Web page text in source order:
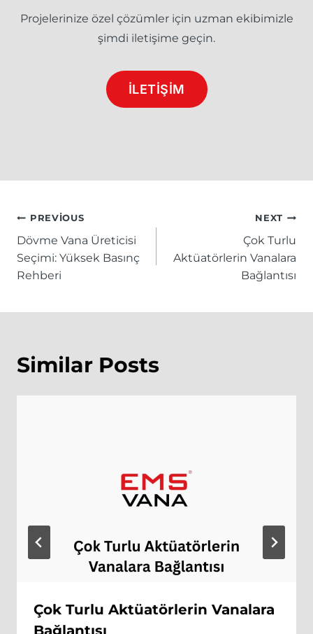
Projelerinize özel çözümler için uzman ekibimizle
şimdi iletişime geçin.
İLETİŞİM
Yazı
gezinmesi
PREVIOUS
Dövme Vana Üreticisi
Seçimi: Yüksek Basınç
Rehberi
NEXT
Çok Turlu
Aktüatörlerin Vanalara
Bağlantısı
Similar Posts
Çok Turlu Aktüatörlerin Vanalara
Bağlantısı